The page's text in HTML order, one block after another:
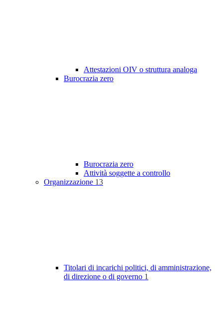
Attestazioni OIV o struttura analoga
Burocrazia zero
Burocrazia zero
Attività soggette a controllo
Organizzazione 13
Titolari di incarichi politici, di amministrazione,
di direzione o di governo 1